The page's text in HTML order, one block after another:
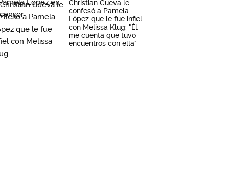
Christian Cueva le
confesó a Pamela
López que le fue infiel
con Melissa Klug: "Él
me cuenta que tuvo
encuentros con ella"